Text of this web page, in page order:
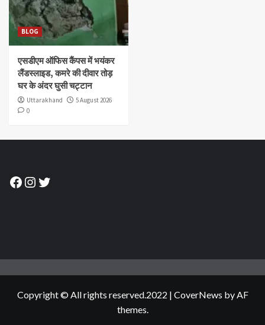
BLOG
एसडीएम ऑफिस कैंपस में भयंकर
लैंडस्लाइड, कमरे की दीवार तोड़
घर के अंदर घुसी चट्टान
Uttarakhand
5 August 2026
0
Facebook
Instagram
Twitter
Copyright © All rights reserved.2022 | CoverNews by AF
themes.